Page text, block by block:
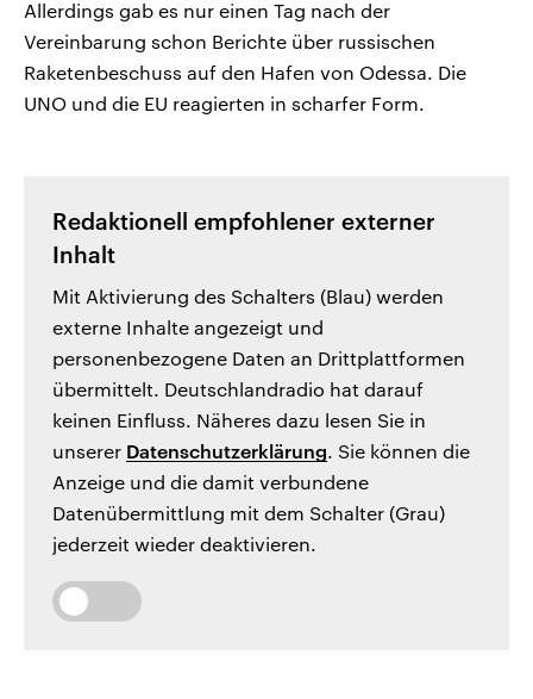
Allerdings gab es nur einen Tag nach der
Vereinbarung schon Berichte über russischen
Raketenbeschuss auf den Hafen von Odessa. Die
UNO und die EU reagierten in scharfer Form.
Redaktionell empfohlener externer
Inhalt
Mit Aktivierung des Schalters (Blau) werden
externe Inhalte angezeigt und
personenbezogene Daten an Drittplattformen
übermittelt. Deutschlandradio hat darauf
keinen Einfluss. Näheres dazu lesen Sie in
unserer Datenschutzerklärung. Sie können die
Anzeige und die damit verbundene
Datenübermittlung mit dem Schalter (Grau)
jederzeit wieder deaktivieren.